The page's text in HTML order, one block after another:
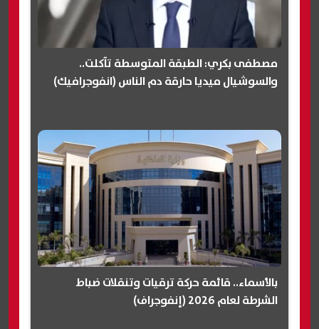
مصطفى بكري: الطبقة المتوسطة تآكلت..
والسوشيال ميديا حارقة دم الناس (انفوجرافيك)
بالأسماء.. قائمة حركة ترقيات وتنقلات ضباط
الشرطة لعام 2026 (إنفوجراف)